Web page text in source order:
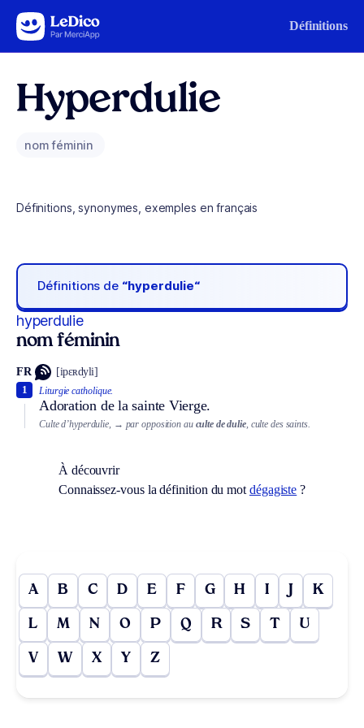
Aller au contenu Définitions
Hyperdulie
nom féminin
Définitions, synonymes, exemples en français
Définitions de “hyperdulie“
hyperdulie
nom féminin
FR [ipɛʀdyli]
Liturgie catholique.
Adoration de la sainte Vierge.
1
Culte d’hyperdulie, → par opposition au culte de dulie, culte des saints.
À découvrir
Connaissez-vous la définition du mot dégagiste ?
A B C D E F G H I J K
L M N O P Q R S T U
V W X Y Z